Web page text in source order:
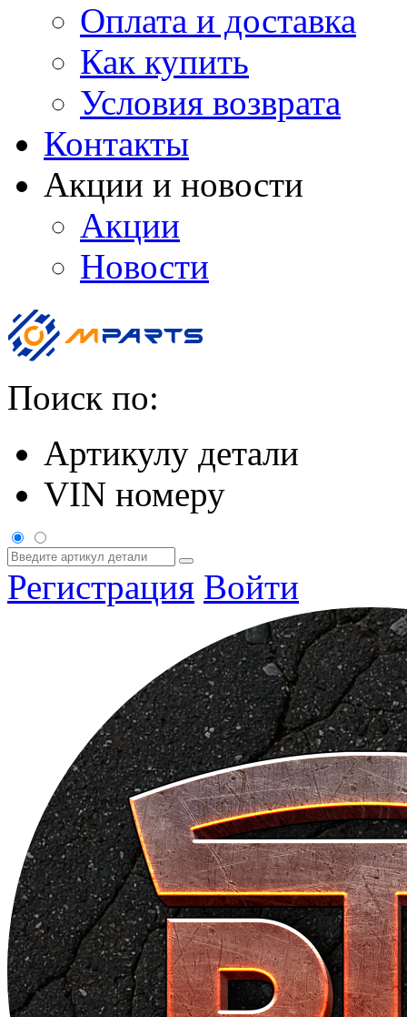
Оплата и доставка
Как купить
Условия возврата
Контакты
Акции и новости
Акции
Новости
Поиск по:
Артикулу детали
VIN номеру
Регистрация Войти